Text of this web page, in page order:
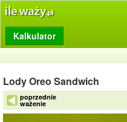
Produkty
Dziennik
Przelicznik
Porównywarka
Kalkulator
Lody Oreo Sandwich
poprzednie
ważenie